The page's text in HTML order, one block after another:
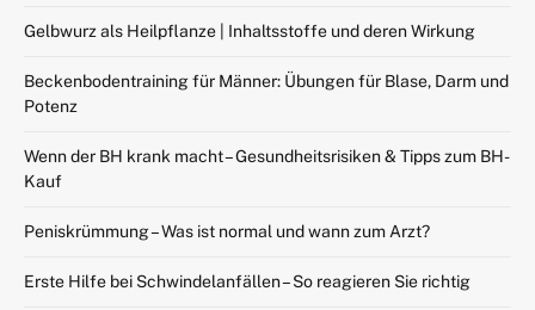
Gelbwurz als Heilpflanze | Inhaltsstoffe und deren Wirkung
Beckenbodentraining für Männer: Übungen für Blase, Darm und
Potenz
Wenn der BH krank macht – Gesundheitsrisiken & Tipps zum BH-
Kauf
Peniskrümmung – Was ist normal und wann zum Arzt?
Erste Hilfe bei Schwindelanfällen – So reagieren Sie richtig